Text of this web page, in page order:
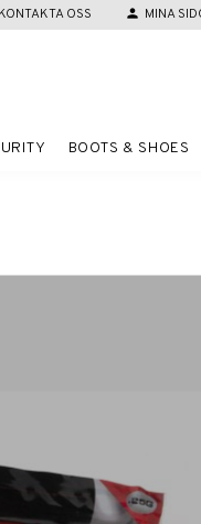
OSS person MINA
BOOTS & SHOES